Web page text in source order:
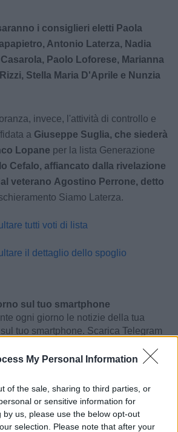
My Personal Information
of the sale, sharing to third parties, or
or sensitive information for
by us, please use the below opt-out
selection. Please note that after your
i consiglieri eletti Paola
Antonio Laterza, Nadia
Paolo Loforese, Marianna
Stella Maria D'Aprile e Nunzia
invece, l'attività di controllo e
a Giuseppe Suglia, che siederà
Lopane per la lista Generazione
Cefalo, affiancato dalla rivelazione
veterano Agostino Perrone, detto
Siamo Laterza.
tutti voti di lista
il dettaglio dello spoglio
sul tuo smartphone
ogni giorno le notizie della tua
tuo smartphone. Scarica Telegram
di turno
LATERZA